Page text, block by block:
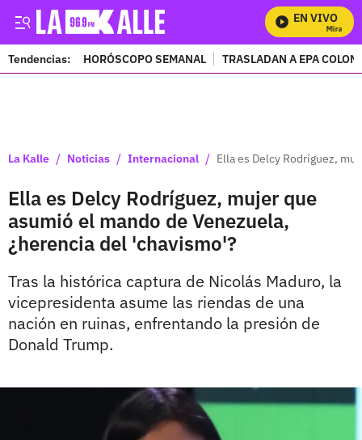
EN VIVO
Mira
Tendencias: HORÓSCOPO SEMANAL TRASLADAN A EPA
La Kalle / Noticias / Internacional / Ella es Delcy Rodríguez,
Ella es Delcy Rodríguez, mujer que
asumió el mando de Venezuela,
¿herencia del 'chavismo'?
Tras la histórica captura de Nicolás Maduro, la
vicepresidenta asume las riendas de una
nación en ruinas, enfrentando la presión de
Donald Trump.